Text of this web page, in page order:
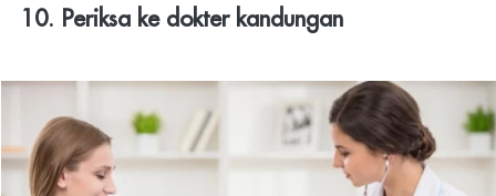
10. Periksa ke dokter kandungan